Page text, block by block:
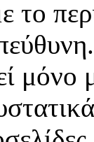
το
μόνο